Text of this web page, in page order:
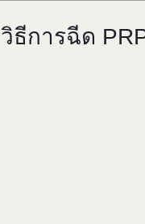
วิธีการฉีด